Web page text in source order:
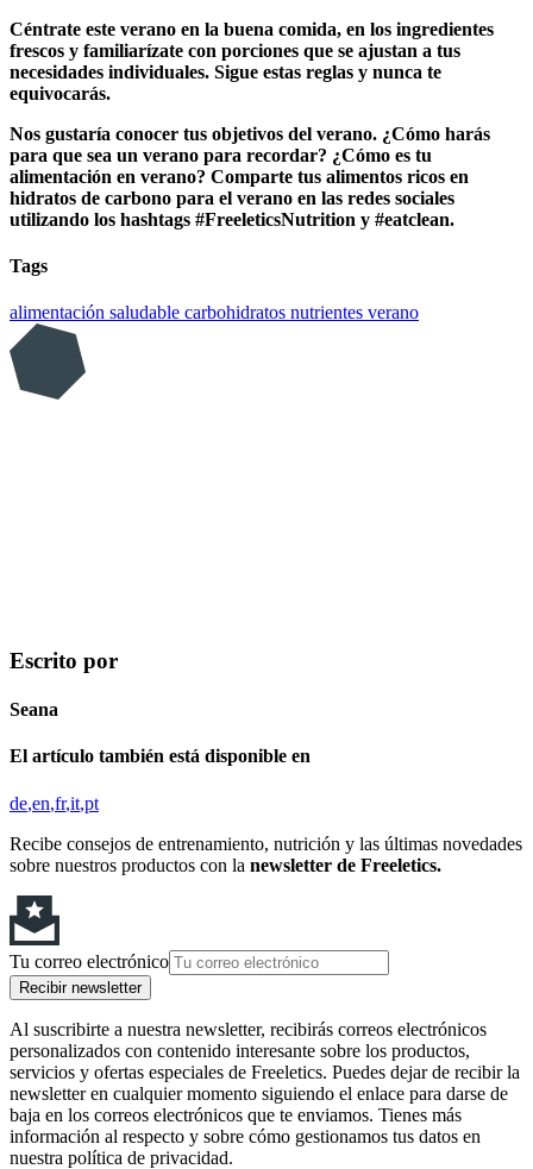
Céntrate este verano en la buena comida, en los ingredientes
frescos y familiarízate con porciones que se ajustan a tus
necesidades individuales. Sigue estas reglas y nunca te
equivocarás.
Nos gustaría conocer tus objetivos del verano. ¿Cómo harás
para que sea un verano para recordar? ¿Cómo es tu
alimentación en verano? Comparte tus alimentos ricos en
hidratos de carbono para el verano en las redes sociales
utilizando los hashtags #FreeleticsNutrition y #eatclean.
Tags
alimentación saludable carbohidratos nutrientes verano
Escrito por
Seana
El artículo también está disponible en
de en fr it pt
Recibe consejos de entrenamiento, nutrición y las últimas novedades
sobre nuestros productos con la newsletter de Freeletics.
Tu correo electrónico
Recibir newsletter
Al suscribirte a nuestra newsletter, recibirás correos electrónicos
personalizados con contenido interesante sobre los productos,
servicios y ofertas especiales de Freeletics. Puedes dejar de recibir la
newsletter en cualquier momento siguiendo el enlace para darse de
baja en los correos electrónicos que te enviamos. Tienes más
información al respecto y sobre cómo gestionamos tus datos en
nuestra política de privacidad.